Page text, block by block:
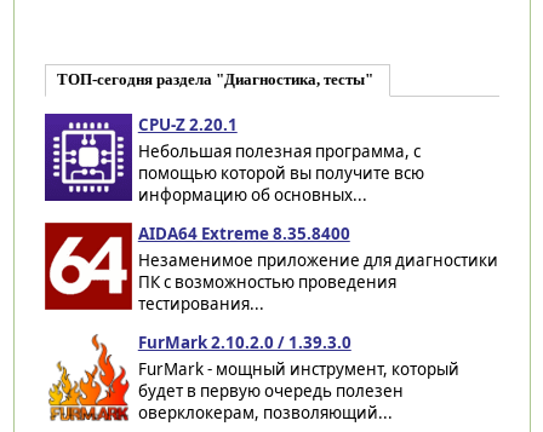
ТОП-сегодня раздела "Диагностика, тесты"
CPU-Z 2.20.1
Небольшая полезная программа, с
помощью которой вы получите всю
информацию об основных...
AIDA64 Extreme 8.35.8400
Незаменимое приложение для диагностики
ПК с возможностью проведения
тестирования...
FurMark 2.10.2.0 / 1.39.3.0
FurMark - мощный инструмент, который
будет в первую очередь полезен
оверклокерам, позволяющий...